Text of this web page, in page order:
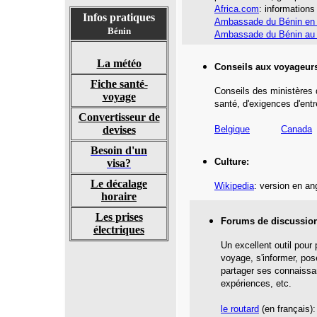
Infos pratiques
Bénin
La météo
Fiche santé-
voyage
Convertisseur de
devises
Besoin d'un
visa?
Le décalage
horaire
Les prises
électriques
Africa.com:
Ambassade du Bénin en
Ambassade du Bénin au
Conseils aux
Conseils des ministères
santé, d'exigences
Belgique Canada
Culture:
Wikipedia: version en
Forums de
Un excellent outil pour
voyage, s'informer,
partager ses
expériences, etc.
le routard (en